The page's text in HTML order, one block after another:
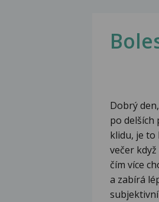
Dobrý
po delších
klidu, je to
večer
čím více
a zabírá